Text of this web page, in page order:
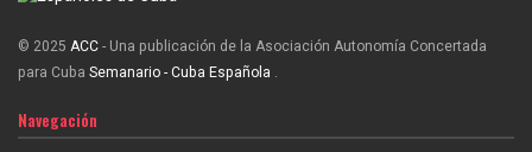
© 2025 ACC- Una publicación de la Asociación Autonomía Concertada
para Cuba Semanario - Cuba Española .
Navegación